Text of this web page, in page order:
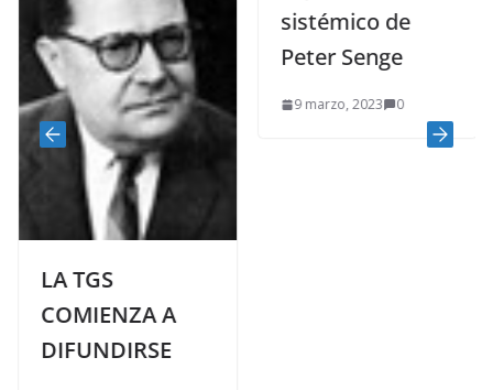
LA TGS
COMIENZA A
DIFUNDIRSE
sistémico de
Peter Senge
9 marzo, 2023 0